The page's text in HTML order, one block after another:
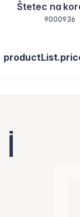
Štetec na
9000936